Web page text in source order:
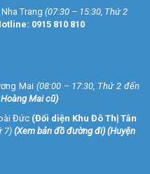
Trang (07:30 – 15:30, Thứ 2
0915 810 810
Mai (08:00 – 17:30, Thứ 2 đến
Mai cũ)
Đức (Đối diện Khu Đô Thị Tân
7) (Xem bản đồ đường đi) (Huyện